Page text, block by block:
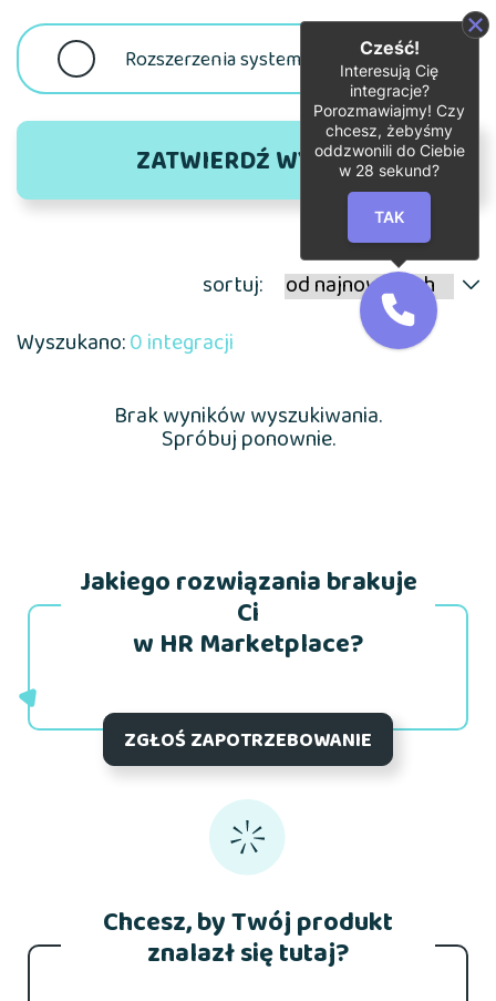
Rozszerzenia systemu eRecruiter
ZATWIERDŹ WYBÓR
wyczyść wybór
Wyszukano:0 integracji
sortuj:
Brak wyników wyszukiwania.
Spróbuj ponownie.
Jakiego rozwiązania brakuje
Ci
w HR Marketplace?
ZGŁOŚ ZAPOTRZEBOWANIE
Chcesz, by Twój produkt
znalazł się tutaj?
Cześć!
Interesują Cię
integracje?
Porozmawiajmy! Czy
chcesz, żebyśmy
oddzwonili do Ciebie
w 28 sekund?
TAK